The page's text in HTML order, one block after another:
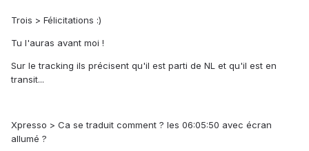
Trois > Félicitations :)
Tu l'auras avant moi !
Sur le tracking ils précisent qu'il est parti de NL et qu'il est en
transit...
Xpresso > Ca se traduit comment ? les 06:05:50 avec écran
allumé ?